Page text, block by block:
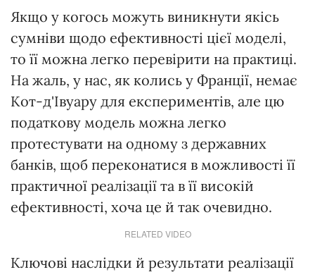
Якщо у когось можуть виникнути якісь
сумніви щодо ефективності цієї моделі,
то її можна легко перевірити на практиці.
На жаль, у нас, як колись у Франції, немає
Кот-д'Івуару для експериментів, але цю
податкову модель можна легко
протестувати на одному з державних
банків, щоб переконатися в можливості її
практичної реалізації та в її високій
ефективності, хоча це й так очевидно.
RELATED VIDEO
Ключові наслідки й результати реалізації